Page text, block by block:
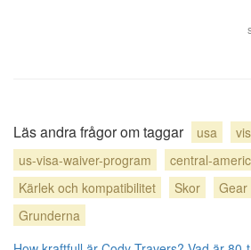
Läs andra frågor om taggar usa
us-visa-waiver-program
central-
Kärlek och kompatibilitet
Skor Gear
Grunderna